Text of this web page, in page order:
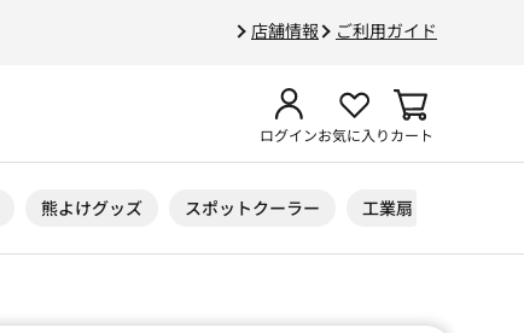
店舗情報 ご利用ガイド
ログインお気に入りカート
熊よけグッズ スポットクーラー 工業扇